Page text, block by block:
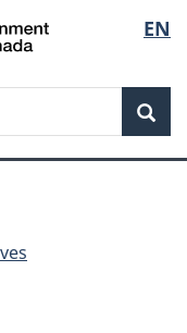
de
la
EN